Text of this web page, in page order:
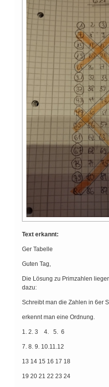
Text erkannt:
Ger Tabelle
Guten Tag,
Die Lösung zu Primzahlen
dazu:
Schreibt man die Zahlen in 6er
erkennt man eine Ordnung.
1. 2. 3 4. 5. 6
7. 8. 9. 10.11.12
13 14 15 16 17 18
19 20 21 22 23 24